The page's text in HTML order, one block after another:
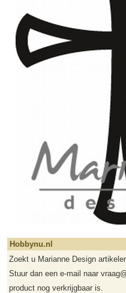
Hobbynu.nl
Zoekt u Marianne Design
Stuur dan een e-mail naar
product nog verkrijgbaar is.